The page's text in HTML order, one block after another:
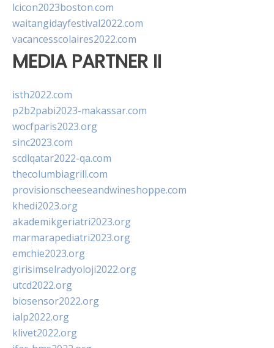
lcicon2023boston.com
waitangidayfestival2022.com
vacancesscolaires2022.com
MEDIA PARTNER II
isth2022.com
p2b2pabi2023-makassar.com
wocfparis2023.org
sinc2023.com
scdlqatar2022-qa.com
thecolumbiagrill.com
provisionscheeseandwineshoppe.com
khedi2023.org
akademikgeriatri2023.org
marmarapediatri2023.org
emchie2023.org
girisimselradyoloji2022.org
utcd2022.org
biosensor2022.org
ialp2022.org
klivet2022.org